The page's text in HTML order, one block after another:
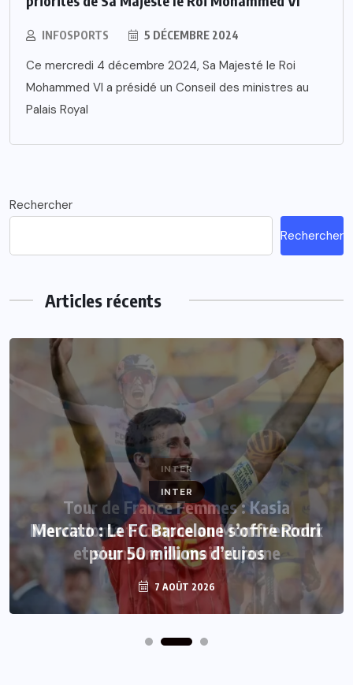
INFOSPORTS 5 DÉCEMBRE 2024
Ce mercredi 4 décembre 2024, Sa Majesté le Roi
Mohammed VI a présidé un Conseil des ministres au
Palais Royal
Rechercher
Rechercher
Articles récents
INTER
Mercato : Le FC Barcelone s’offre Rodri
pour 50 millions d’euros
7 AOÛT 2026